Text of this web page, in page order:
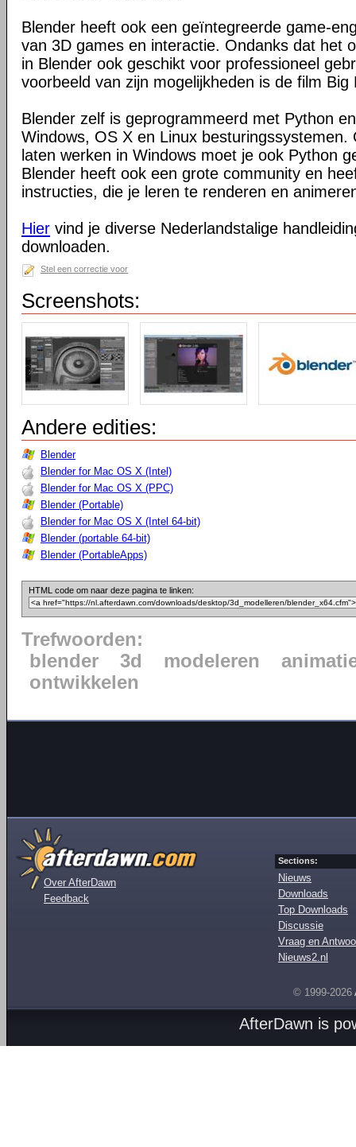
Blender heeft ook een geïntegreerde game-
van 3D games en interactie. Ondanks dat het
in Blender ook geschikt voor professioneel
voorbeeld van zijn mogelijkheden is de film Big
Blender zelf is geprogrammeerd met Python
Windows, OS X en Linux besturingssystemen.
laten werken in Windows moet je ook Python
Blender heeft ook een grote community en
instructies, die je leren te renderen en
Hier vind je diverse Nederlandstalige
downloaden.
Stel een correctie voor
Screenshots:
Andere edities:
Blender
Blender for Mac OS X (Intel)
Blender for Mac OS X (PPC)
Blender (Portable)
Blender for Mac OS X (Intel 64-bit)
Blender (portable 64-bit)
Blender (PortableApps)
HTML code om naar deze pagina te linken:
Trefwoorden:
blender
3d modeleren
ontwikkelen
Over AfterDawn
Feedback
Sections:
Nieuws
Downloads
Top Downloads
Discussie
Vraag en
Nieuws2.nl
© 1999-2026
AfterDawn is